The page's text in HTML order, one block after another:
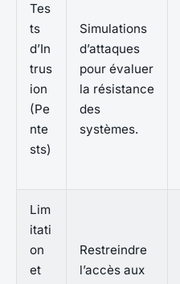
Tes
ts
d’In
trus
ion
(Pe
nte
sts)
Simulations
d’attaques
pour évaluer
la résistance
des
systèmes.
Lim
itati
on
et
Restreindre
l’accès aux